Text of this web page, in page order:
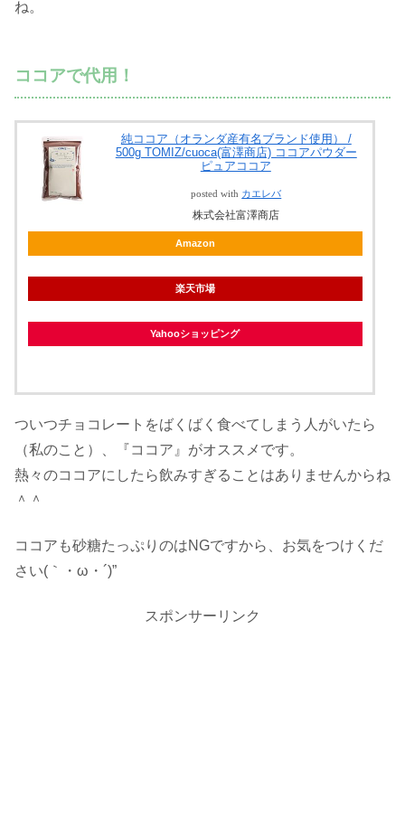
ね。
ココアで代用！
純ココア（オランダ産有名ブランド使用） /
500g TOMIZ/cuoca(富澤商店) ココアパウダー
ピュアココア
posted with カエレバ
株式会社富澤商店
Amazon
楽天市場
Yahooショッピング
ついつチョコレートをばくばく食べてしまう人がいたら
（私のこと）、『ココア』がオススメです。
熱々のココアにしたら飲みすぎることはありませんからね
＾＾
ココアも砂糖たっぷりのはNGですから、お気をつけくだ
さい(｀・ω・´)”
スポンサーリンク